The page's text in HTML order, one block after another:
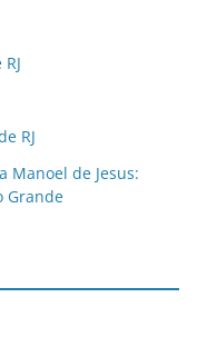
RJ
Manoel de Jesus:
Grande